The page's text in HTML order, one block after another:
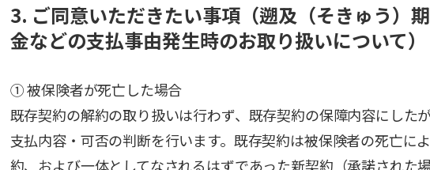
3. ご同意いただきたい事項（遡及（そきゅう）
金などの支払事由発生時のお取り扱いについて）
① 被保険者が死亡した場合
既存契約の解約の取り扱いは行わず、既存契約の保障内容にした
支払内容・可否の判断を行います。既存契約は被保険者の死亡に
約、および一体としてなされるはずであった新契約（承諾された